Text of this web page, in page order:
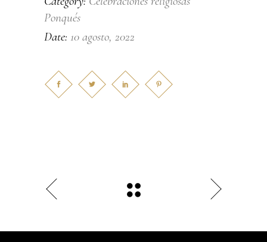
Ponqués
Date: 10 agosto, 2022